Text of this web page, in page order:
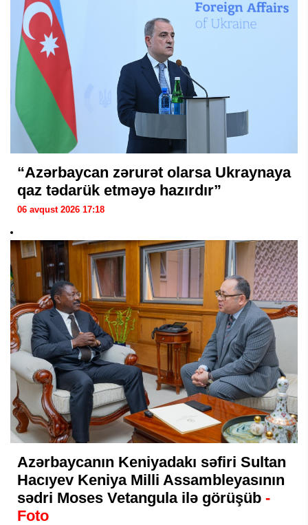
“Azərbaycan zərurət olarsa Ukraynaya
qaz tədarük etməyə hazırdır”
06 avqust 2026 17:18
Azərbaycanın Keniyadakı səfiri Sultan
Hacıyev Keniya Milli Assambleyasının
sədri Moses Vetangula ilə görüşüb -
Foto